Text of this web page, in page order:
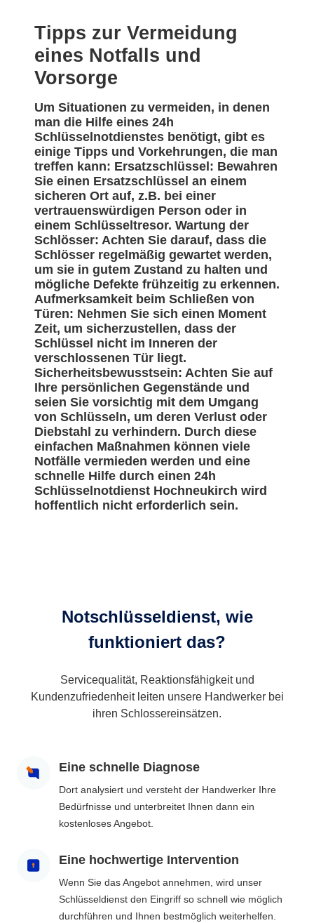
Tipps zur Vermeidung
eines Notfalls und
Vorsorge
Um Situationen zu vermeiden, in denen
man die Hilfe eines 24h
Schlüsselnotdienstes benötigt, gibt es
einige Tipps und Vorkehrungen, die man
treffen kann: Ersatzschlüssel: Bewahren
Sie einen Ersatzschlüssel an einem
sicheren Ort auf, z.B. bei einer
vertrauenswürdigen Person oder in
einem Schlüsseltresor. Wartung der
Schlösser: Achten Sie darauf, dass die
Schlösser regelmäßig gewartet werden,
um sie in gutem Zustand zu halten und
mögliche Defekte frühzeitig zu erkennen.
Aufmerksamkeit beim Schließen von
Türen: Nehmen Sie sich einen Moment
Zeit, um sicherzustellen, dass der
Schlüssel nicht im Inneren der
verschlossenen Tür liegt.
Sicherheitsbewusstsein: Achten Sie auf
Ihre persönlichen Gegenstände und
seien Sie vorsichtig mit dem Umgang
von Schlüsseln, um deren Verlust oder
Diebstahl zu verhindern. Durch diese
einfachen Maßnahmen können viele
Notfälle vermieden werden und eine
schnelle Hilfe durch einen 24h
Schlüsselnotdienst Hochneukirch wird
hoffentlich nicht erforderlich sein.
Notschlüsseldienst, wie
funktioniert das?
Servicequalität, Reaktionsfähigkeit und
Kundenzufriedenheit leiten unsere Handwerker bei
ihren Schlossereinsätzen.
Eine schnelle Diagnose
Dort analysiert und versteht der Handwerker Ihre
Bedürfnisse und unterbreitet Ihnen dann ein
kostenloses Angebot.
Eine hochwertige Intervention
Wenn Sie das Angebot annehmen, wird unser
Schlüsseldienst den Eingriff so schnell wie möglich
durchführen und Ihnen bestmöglich weiterhelfen.